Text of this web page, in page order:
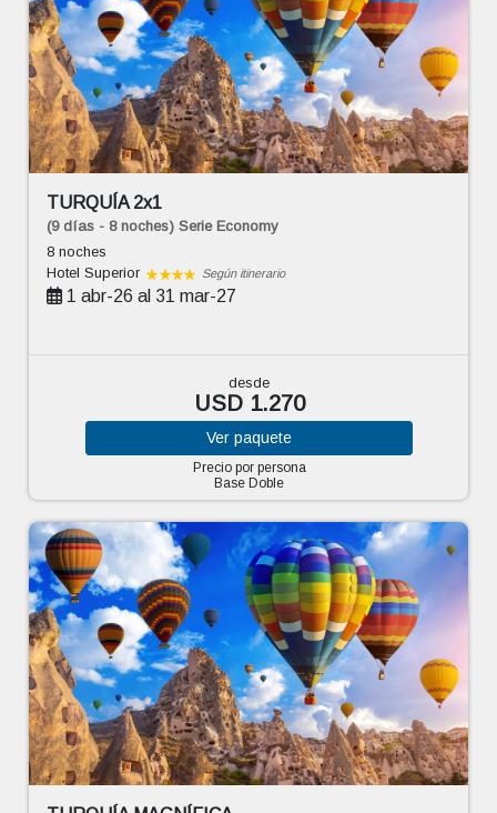
TURQUÍA 2x1
(9 días - 8 noches) Serie Economy
8 noches
Hotel Superior
Según itinerario
1 abr-26 al 31 mar-27
desde
USD 1.270
Ver paquete
Precio por persona
Base Doble